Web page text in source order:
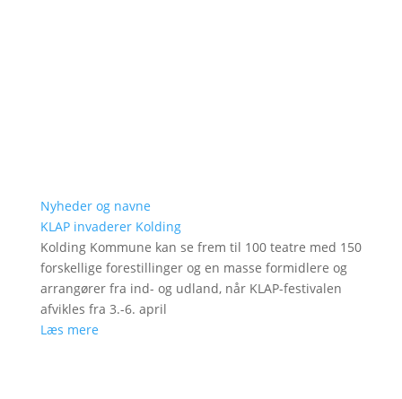
Nyheder og navne
KLAP invaderer Kolding
Kolding Kommune kan se frem til 100 teatre med 150
forskellige forestillinger og en masse formidlere og
arrangører fra ind- og udland, når KLAP-festivalen
afvikles fra 3.-6. april
Læs mere